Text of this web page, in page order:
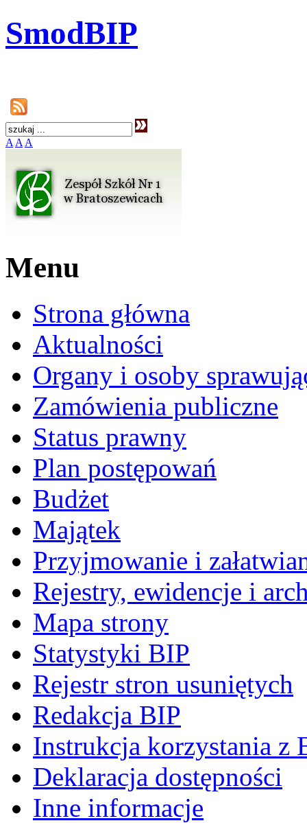
SmodBIP
A A A
Menu
Strona główna
Aktualności
Organy i osoby
Zamówienia publiczne
Status prawny
Plan postępowań
Budżet
Majątek
Przyjmowanie i
Rejestry, ewidencje i
Mapa strony
Statystyki BIP
Rejestr stron usuniętych
Redakcja BIP
Instrukcja korzystania z
Deklaracja dostępności
Inne informacje